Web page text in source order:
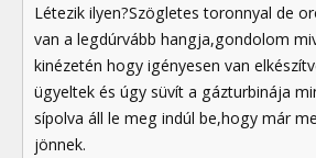
Létezik ilyen?Szögletes toronnyal de
van a legdúrvább hangja,gondolom
kinézetén hogy igényesen van
ügyeltek és úgy süvít a gázturbinája
sípolva áll le meg indúl be,hogy már
jönnek.